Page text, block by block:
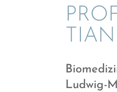
Ludwig-